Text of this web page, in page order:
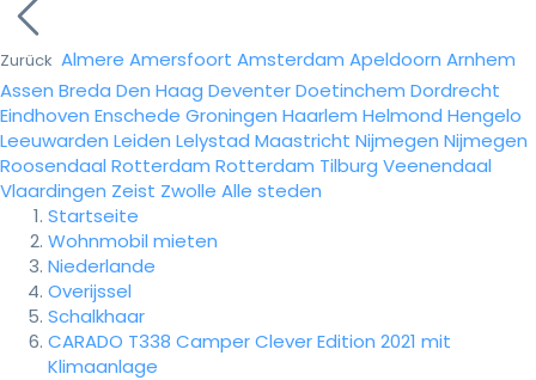
Zurück Almere Amersfoort Amsterdam Apeldoorn Arnhem
Assen Breda Den Haag DeventerDoetinchem Dordrecht
Eindhoven Enschede Groningen Haarlem Helmond Hengelo
Leeuwarden Leiden Lelystad Maastricht Nijmegen Nijmegen
Roosendaal Rotterdam Rotterdam Tilburg Veenendaal
Vlaardingen Zeist Zwolle Alle steden
Startseite
Wohnmobil mieten
Niederlande
Overijssel
Schalkhaar
CARADO T338 Camper Clever Edition 2021 mit
Klimaanlage